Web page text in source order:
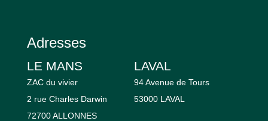
Adresses
LE MANS
ZAC du vivier
2 rue Charles Darwin
72700 ALLONNES
LAVAL
94 Avenue de Tours
53000 LAVAL